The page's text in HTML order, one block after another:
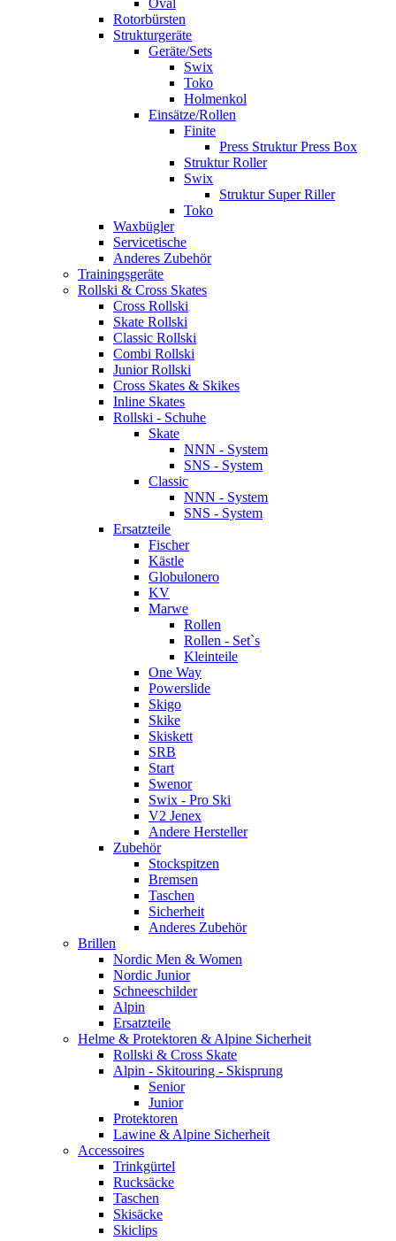
Oval
Rotorbürsten
Strukturgeräte
Geräte/Sets
Swix
Toko
Holmenkol
Einsätze/Rollen
Finite
Press Struktur Press Box
Struktur Roller
Swix
Struktur Super Riller
Toko
Waxbügler
Servicetische
Anderes Zubehör
Trainingsgeräte
Rollski & Cross Skates
Cross Rollski
Skate Rollski
Classic Rollski
Combi Rollski
Junior Rollski
Cross Skates & Skikes
Inline Skates
Rollski - Schuhe
Skate
NNN - System
SNS - System
Classic
NNN - System
SNS - System
Ersatzteile
Fischer
Kästle
Globulonero
KV
Marwe
Rollen
Rollen - Set`s
Kleinteile
One Way
Powerslide
Skigo
Skike
Skiskett
SRB
Start
Swenor
Swix - Pro Ski
V2 Jenex
Andere Hersteller
Zubehör
Stockspitzen
Bremsen
Taschen
Sicherheit
Anderes Zubehör
Brillen
Nordic Men & Women
Nordic Junior
Schneeschilder
Alpin
Ersatzteile
Helme & Protektoren & Alpine Sicherheit
Rollski & Cross Skate
Alpin - Skitouring - Skisprung
Senior
Junior
Protektoren
Lawine & Alpine Sicherheit
Accessoires
Trinkgürtel
Rucksäcke
Taschen
Skisäcke
Skiclips